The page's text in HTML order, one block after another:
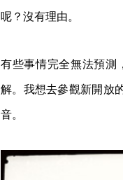
呢？沒有理由。
有些事情完全無法預測
解。我想去參觀新開放
音。